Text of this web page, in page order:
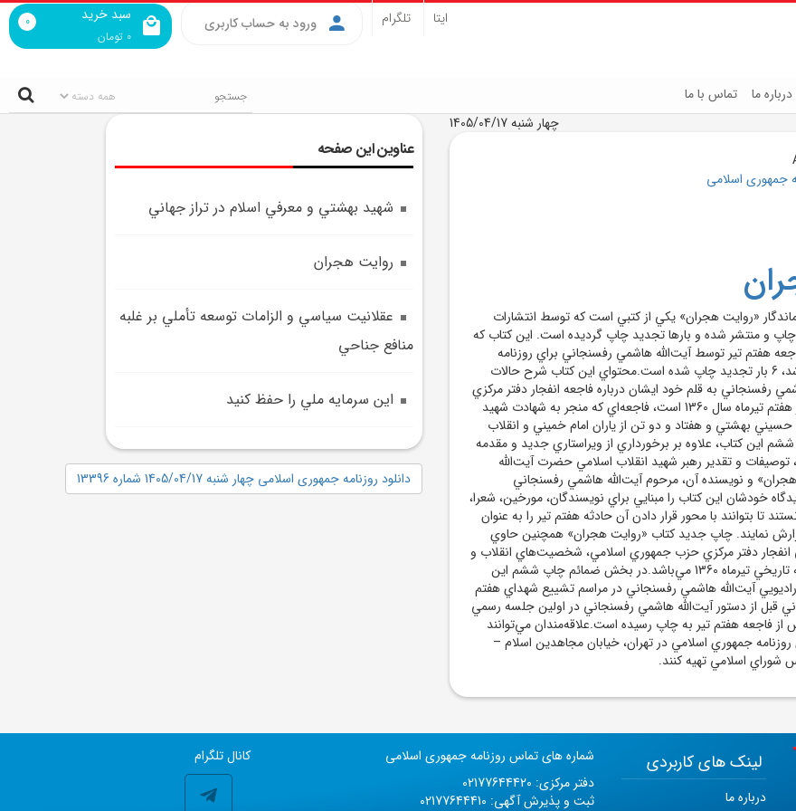
سبد خرید
0 تومان
0 ورود به حساب کاربری ایتا تلگرام
درباره ما تماس با ما
چهار شنبه 1405/04/17
جمهوری اسلامی
«روايت هجران» يکي از کتبي است که توسط انتشارات
و منتشر شده و بارها تجديد چاپ گرديده است. اين کتاب که
هفتم تير توسط آيت‌الله هاشمي رفسنجاني براي روزنامه
جمهوري اسلامي نوشته شد، 6 بار تجديد چاپ شده است.محتواي اين کتاب شرح حالات
رفسنجاني به قلم خود ايشان درباره فاجعه انفجار دفتر مرکزي
حزب جمهوري اسلامي در هفتم تيرماه سال 1360 است، فاجعه‌اي که منجر به شهادت شهيد
بهشتي و هفتاد و دو تن از ياران امام خميني و انقلاب
اين کتاب، علاوه بر برخورداري از ويراستاري جديد و مقدمه
و تقدير رهبر شهيد انقلاب اسلامي حضرت آيت‌الله
و نويسنده آن، مرحوم آيت‌الله هاشمي رفسنجاني
خودشان اين کتاب را مبنايي براي نويسندگان، مورخين، شعرا،
تا بتوانند با محور قرار دادن آن حادثه هفتم تير را به عنوان
نمايند. چاپ جديد کتاب «روايت هجران» همچنين حاوي
انفجار دفتر مرکزي حزب جمهوري اسلامي، شخصيت‌هاي انقلاب و
صحنه‌هاي ماندگار از برهه‌ تاريخي تيرماه 1360 مي‌باشد.در بخش ضمائم چاپ ششم اين
آيت‌الله هاشمي رفسنجاني در مراسم تشييع شهداي هفتم
قبل از دستور آيت‌الله هاشمي رفسنجاني در اولين جلسه رسمي
فاجعه هفتم تير به چاپ رسيده است.علاقه‌مندان مي‌توانند
روزنامه جمهوري اسلامي در تهران، خيابان مجاهدين اسلام –
اسلامي تهيه کنند.
عناوین این صفحه
شهيد بهشتي و معرفي اسلام در تراز جهاني
روايت هجران
عقلانيت سياسي و الزامات توسعه تأملي بر غلبه
منافع جناحي
اين سرمايه ملي را حفظ کنيد
دانلود روزنامه جمهوری اسلامی چهار شنبه 1405/04/17 شماره 13396
کانال تلگرام
شماره های تماس روزنامه جمهوری اسلامی
دفتر مرکزی: 02177644420
ثبت و پذیرش آگهی: 02177644410
لینک های کاربردی
درباره ما